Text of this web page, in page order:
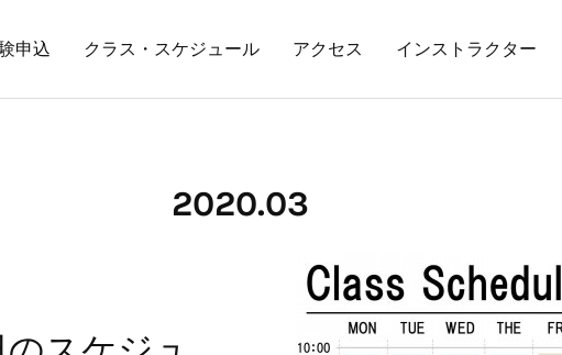
申込 クラス・スケジュール アクセス インストラクター
2020.03